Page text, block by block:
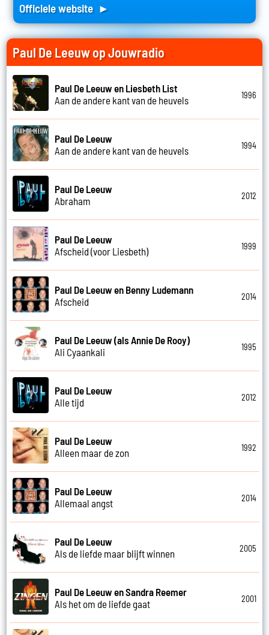
Officiele website ►
Paul De Leeuw op Jouwradio
Paul De Leeuw en Liesbeth List
Aan de andere kant van de heuvels
1996
Paul De Leeuw
Aan de andere kant van de heuvels
1994
Paul De Leeuw
Abraham
2012
Paul De Leeuw
Afscheid (voor Liesbeth)
1999
Paul De Leeuw en Benny Ludemann
Afscheid
2014
Paul De Leeuw (als Annie De Rooy)
Ali Cyaankali
1995
Paul De Leeuw
Alle tijd
2012
Paul De Leeuw
Alleen maar de zon
1992
Paul De Leeuw
Allemaal angst
2014
Paul De Leeuw
Als de liefde maar blijft winnen
2005
Paul De Leeuw en Sandra Reemer
Als het om de liefde gaat
2001